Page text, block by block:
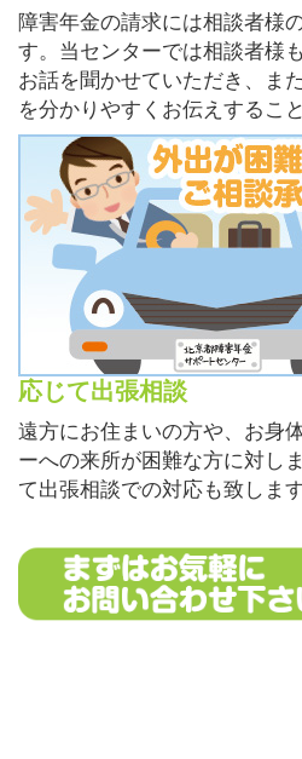
障害年金の請求には相談者様
す。当センターでは相談者様
お話を聞かせていただき、ま
を分かりやすくお伝えするこ
応じて出張相談
遠方にお住まいの方や、お身
ーへの来所が困難な方に対し
て出張相談での対応も致します